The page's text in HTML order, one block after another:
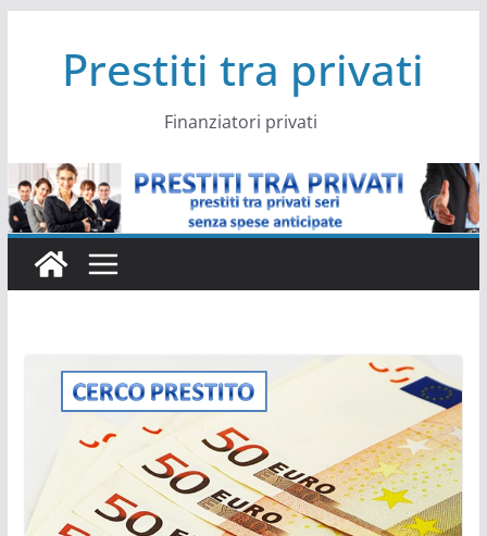
contenutoPrestiti tra privati
Finanziatori privati